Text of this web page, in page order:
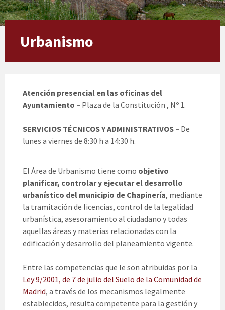
Urbanismo
Atención presencial en las oficinas del
Ayuntamiento – Plaza de la Constitución , Nº 1.
SERVICIOS TÉCNICOS Y ADMINISTRATIVOS – De
lunes a viernes de 8:30 h a 14:30 h.
El Área de Urbanismo tiene como objetivo
planificar, controlar y ejecutar el desarrollo
urbanístico del municipio de Chapinería, mediante
la tramitación de licencias, control de la legalidad
urbanística, asesoramiento al ciudadano y todas
aquellas áreas y materias relacionadas con la
edificación y desarrollo del planeamiento vigente.
Entre las competencias que le son atribuidas por la
Ley 9/2001, de 7 de julio del Suelo de la Comunidad de
Madrid, a través de los mecanismos legalmente
establecidos, resulta competente para la gestión y